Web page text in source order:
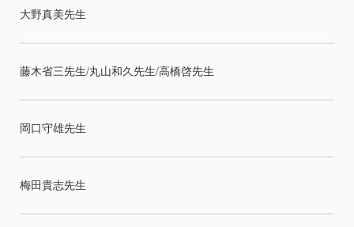
大野真美先生
藤木省三先生/丸山和久先生/高橋啓先生
岡口守雄先生
梅田貴志先生